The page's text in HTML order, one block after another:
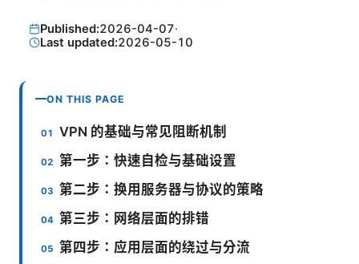
Published:2026-04-07·
Last updated:2026-05-10
ON THIS PAGE
VPN 的基础与常见阻断机制
第一步：快速自检与基础设置
第二步：换用服务器与协议的策略
第三步：网络层面的排错
第四步：应用层面的绕过与分流